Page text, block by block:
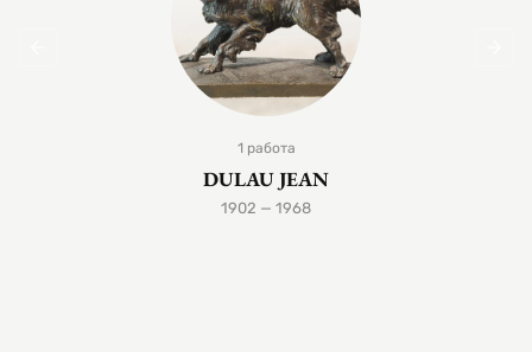
1 работа
DULAU JEAN
1902 — 1968